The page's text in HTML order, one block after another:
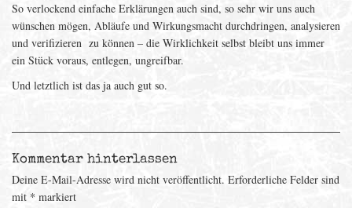
So verlockend einfache Erklärungen auch sind, so sehr wir uns auch
wünschen mögen, Abläufe und Wirkungsmacht durchdringen, analysieren
und verifizieren zu können – die Wirklichkeit selbst bleibt uns immer
ein Stück voraus, entlegen, ungreifbar.
Und letztlich ist das ja auch gut so.
Kommentar hinterlassen
Deine E-Mail-Adresse wird nicht veröffentlicht. Erforderliche Felder sind
mit * markiert